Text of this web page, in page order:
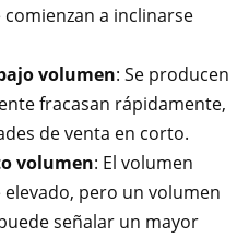
a inclinarse
volumen: Se producen
fracasan rápidamente,
de venta en corto.
volumen: El volumen
pero un volumen
señalar un mayor